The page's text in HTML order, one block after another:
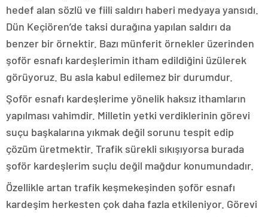
hedef alan sözlü ve fiili saldırı haberi medyaya yansıdı.
Dün Keçiören’de taksi durağına yapılan saldırı da
benzer bir örnektir. Bazı münferit örnekler üzerinden
şoför esnafı kardeşlerimin itham edildiğini üzülerek
görüyoruz. Bu asla kabul edilemez bir durumdur.
Şoför esnafı kardeşlerime yönelik haksız ithamların
yapılması vahimdir. Milletin yetki verdiklerinin görevi
suçu başkalarına yıkmak değil sorunu tespit edip
çözüm üretmektir. Trafik sürekli sıkışıyorsa burada
şoför kardeşlerim suçlu değil mağdur konumundadır.
Özellikle artan trafik keşmekeşinden şoför esnafı
kardeşim herkesten çok daha fazla etkileniyor. Görevi